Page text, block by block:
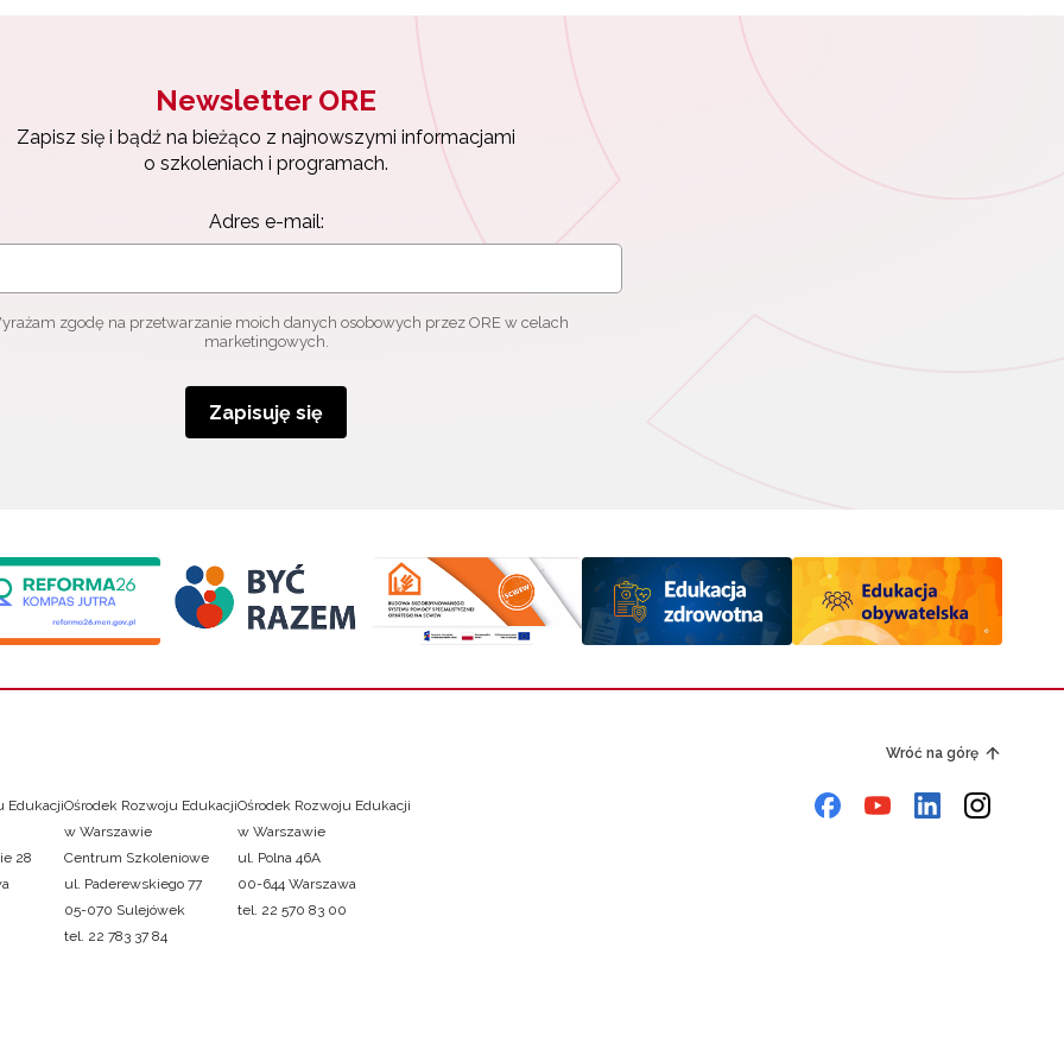
Newsletter ORE
Zapisz się i bądź na bieżąco z najnowszymi informacjami
o szkoleniach i programach.
Adres e-mail:
zgodę na przetwarzanie moich danych osobowych przez ORE w celach
marketingowych.
Zapisuję się
Wróć na górę
Edukacji
28
Ośrodek Rozwoju Edukacji
w Warszawie
Centrum Szkoleniowe
ul. Paderewskiego 77
05-070 Sulejówek
tel. 22 783 37 84
Ośrodek Rozwoju Edukacji
w Warszawie
ul. Polna 46A
00-644 Warszawa
tel. 22 570 83 00